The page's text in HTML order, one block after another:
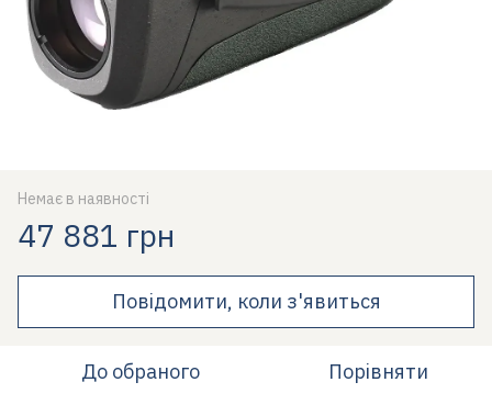
Немає в наявності
47 881 грн
Повідомити, коли з'явиться
До обраного Порівняти